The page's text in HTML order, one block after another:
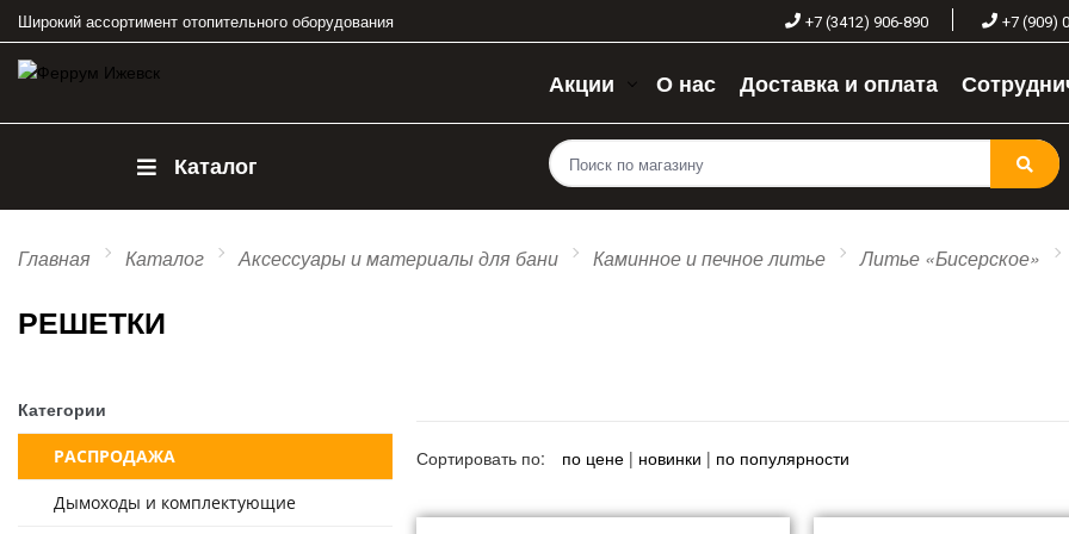
Широкий ассортимент отопительного оборудования +7 (3412) 906-890 +7 (909)
Акции О нас Доставка и оплата
Каталог
Главная Каталог Аксессуары и материалы для бани Каминное и печное литье Литье «Бисерское»
РЕШЕТКИ
Категории
РАСПРОДАЖА
Дымоходы и комплектующие
Сортировать по: по цене | новинки | по популярности